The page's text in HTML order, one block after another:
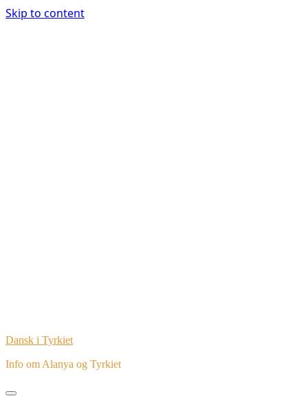
Skip to content
Dansk i Tyrkiet
Info om Alanya og Tyrkiet